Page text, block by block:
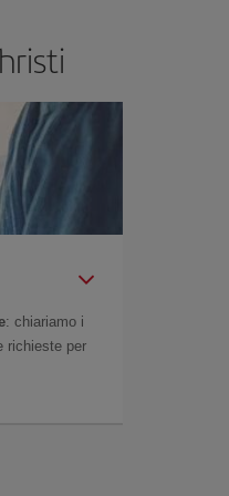
: chiariamo i
richieste per